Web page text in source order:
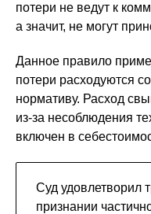
потери не ведут к
а значит, не могут
Данное правило
потери расходуются
нормативу. Расход
из-за несоблюдения
включен в
Суд удовлетворил
признании